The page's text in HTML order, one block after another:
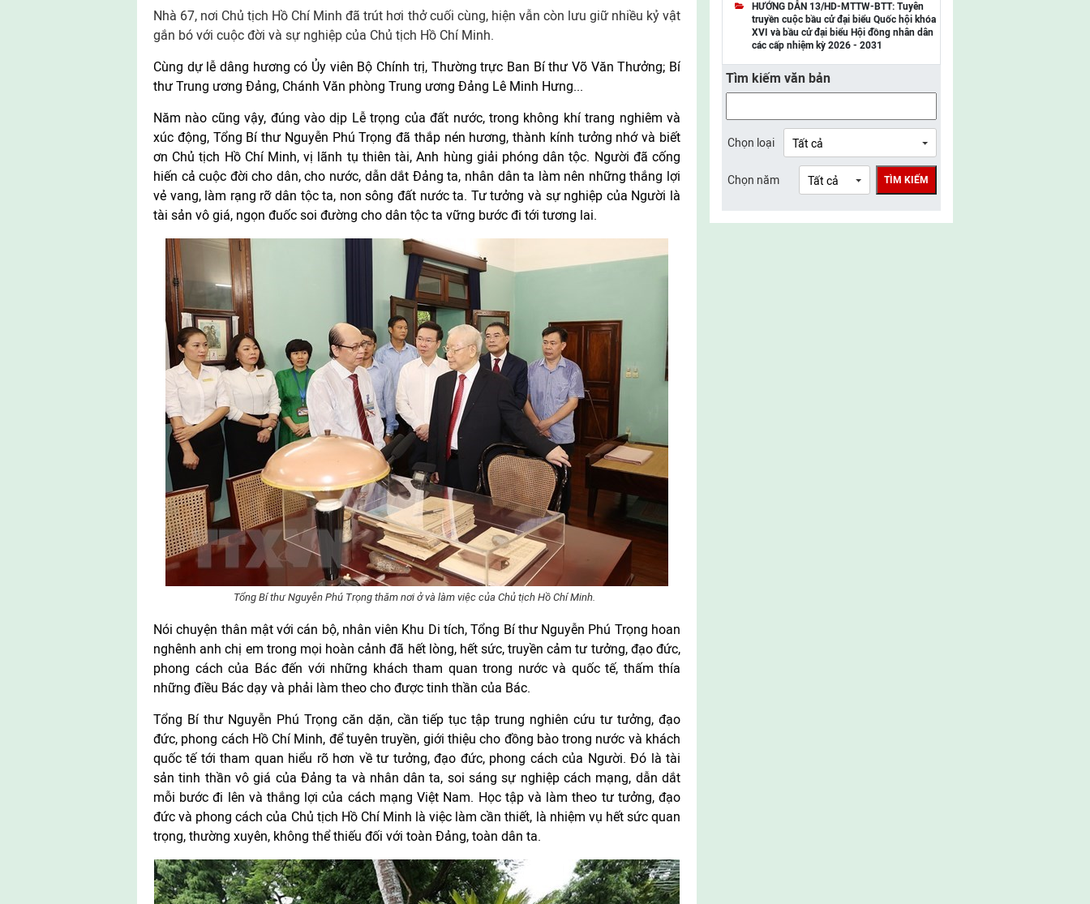
Nhà 67, nơi Chủ tịch Hồ Chí Minh đã trút hơi thở cuối cùng, hiện vẫn còn lưu giữ nhiều kỷ vật
gắn bó với cuộc đời và sự nghiệp của Chủ tịch Hồ Chí Minh.
Cùng dự lễ dâng hương có Ủy viên Bộ Chính trị, Thường trực Ban Bí thư Võ Văn Thưởng; Bí
thư Trung ương Đảng, Chánh Văn phòng Trung ương Đảng Lê Minh Hưng...
Năm nào cũng vậy, đúng vào dịp Lễ trọng của đất nước, trong không khí trang nghiêm và
xúc động, Tổng Bí thư Nguyễn Phú Trọng đã thắp nén hương, thành kính tưởng nhớ và biết
ơn Chủ tịch Hồ Chí Minh, vị lãnh tụ thiên tài, Anh hùng giải phóng dân tộc. Người đã cống
hiến cả cuộc đời cho dân, cho nước, dẫn dắt Đảng ta, nhân dân ta làm nên những thắng lợi
vẻ vang, làm rạng rỡ dân tộc ta, non sông đất nước ta. Tư tưởng và sự nghiệp của Người là
tài sản vô giá, ngọn đuốc soi đường cho dân tộc ta vững bước đi tới tương lai.
Tổng Bí thư Nguyễn Phú Trọng thăm nơi ở và làm việc của Chủ tịch Hồ Chí Minh.
Nói chuyện thân mật với cán bộ, nhân viên Khu Di tích, Tổng Bí thư Nguyễn Phú Trọng hoan
nghênh anh chị em trong mọi hoàn cảnh đã hết lòng, hết sức, truyền cảm tư tưởng, đạo đức,
phong cách của Bác đến với những khách tham quan trong nước và quốc tế, thấm thía
những điều Bác dạy và phải làm theo cho được tinh thần của Bác.
Tổng Bí thư Nguyễn Phú Trọng căn dặn, cần tiếp tục tập trung nghiên cứu tư tưởng, đạo
đức, phong cách Hồ Chí Minh, để tuyên truyền, giới thiệu cho đồng bào trong nước và khách
quốc tế tới tham quan hiểu rõ hơn về tư tưởng, đạo đức, phong cách của Người. Đó là tài
sản tinh thần vô giá của Đảng ta và nhân dân ta, soi sáng sự nghiệp cách mạng, dẫn dắt
mỗi bước đi lên và thắng lợi của cách mạng Việt Nam. Học tập và làm theo tư tưởng, đạo
đức và phong cách của Chủ tịch Hồ Chí Minh là việc làm cần thiết, là nhiệm vụ hết sức quan
trọng, thường xuyên, không thể thiếu đối với toàn Đảng, toàn dân ta.
UBMTTQ Việt Nam tỉnh Sơn La
UBMTTQ Việt Nam tỉnh Thanh Hóa
UBMTTQ Việt Nam tỉnh Nghệ An
UBMTTQ Việt Nam tỉnh Lào Cai
UBMTTQ Việt Nam tỉnh Thái Nguyên
HƯỚNG DẪN 13/HD-MTTW-BTT: Tuyên
truyền cuộc bầu cử đại biểu Quốc hội khóa
XVI và bầu cử đại biểu Hội đồng nhân dân
các cấp nhiệm kỳ 2026 - 2031
Tìm kiếm văn bản
Chọn loại
Chọn năm TÌM KIẾM